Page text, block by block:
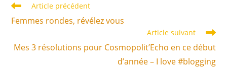
Article précédent
Femmes rondes, révélez vous
Article suivant
Mes 3 résolutions pour Cosmopolit’Echo en ce début
d’année – I love #blogging